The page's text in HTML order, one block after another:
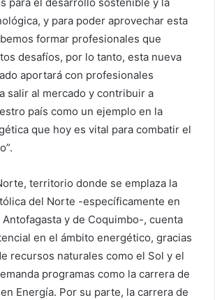
y para poder aprovechar esta
formar profesionales que
desafíos, por lo tanto, esta nueva
aportará con profesionales
salir al mercado y contribuir a
país como un ejemplo en la
que hoy es vital para combatir el
territorio donde se emplaza la
del Norte -específicamente en
y de Coquimbo-, cuenta
en el ámbito energético, gracias
recursos naturales como el Sol y el
programas como la carrera de
Energía. Por su parte, la carrera de